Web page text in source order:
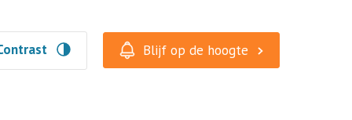
Blijf op de hoogte